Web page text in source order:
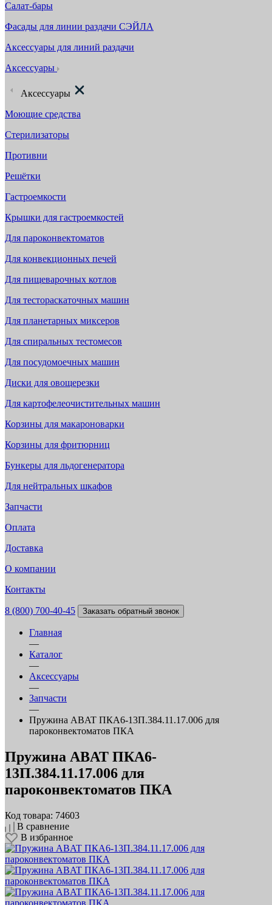
Салат-бары
Фасады для линии раздачи СЭЙЛА
Аксессуары для линий раздачи
Аксессуары
Аксессуары
Моющие средства
Стерилизаторы
Противни
Решётки
Гастроемкости
Крышки для гастроемкостей
Для пароконвектоматов
Для конвекционных печей
Для пищеварочных котлов
Для тестораскаточных машин
Для планетарных миксеров
Для спиральных тестомесов
Для посудомоечных машин
Диски для овощерезки
Для картофелеочистительных машин
Корзины для макароноварки
Корзины для фритюрниц
Бункеры для льдогенератора
Для нейтральных шкафов
Запчасти
Оплата
Доставка
О компании
Контакты
8 (800) 700-40-45 Заказать обратный звонок
Главная
—
Каталог
—
Аксессуары
—
Запчасти
—
Пружина ABAT ПКА6-13П.384.11.17.006 для
пароконвектоматов ПКА
Пружина ABAT ПКА6-
13П.384.11.17.006 для
пароконвектоматов ПКА
Код товара: 74603
В сравнение
В избранное